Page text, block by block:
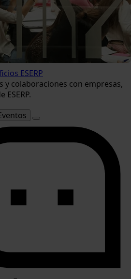
ESERP
y colaboraciones con empresas,
ESERP.